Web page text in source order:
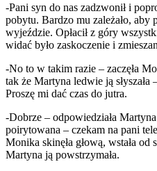
-Pani syn do nas zadzwonił i
pobytu. Bardzo mu zależało, aby
wyjeździe. Opłacił z góry
widać było zaskoczenie i
-No to w takim razie – zaczęła
tak że Martyna ledwie ją słyszała
Proszę mi dać czas do jutra.
-Dobrze – odpowiedziała
poirytowana – czekam na pani
Monika skinęła głową, wstała od
Martyna ją powstrzymała.